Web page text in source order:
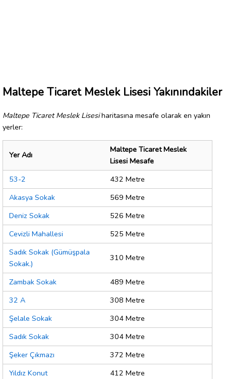
Maltepe Ticaret Meslek Lisesi Yakınındakiler
Maltepe Ticaret Meslek Lisesiharitasına mesafe olarak en yakın
yerler:
Yer Adı
Maltepe Ticaret Meslek
Lisesi Mesafe
53-2
432 Metre
Akasya Sokak
569 Metre
Deniz Sokak
526 Metre
Cevizli Mahallesi
525 Metre
Sadık Sokak (Gümüşpala
Sokak.)
310 Metre
Zambak Sokak
489 Metre
32 A
308 Metre
Şelale Sokak
304 Metre
Sadık Sokak
304 Metre
Şeker Çıkmazı
372 Metre
Yıldız Konut
412 Metre